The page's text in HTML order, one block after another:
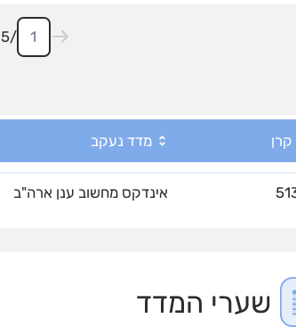
/
5
מדד נעקב
אינדקס מחשוב ענן ארה"ב
שערי המדד